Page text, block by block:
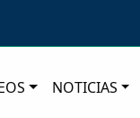
NOTICIAS